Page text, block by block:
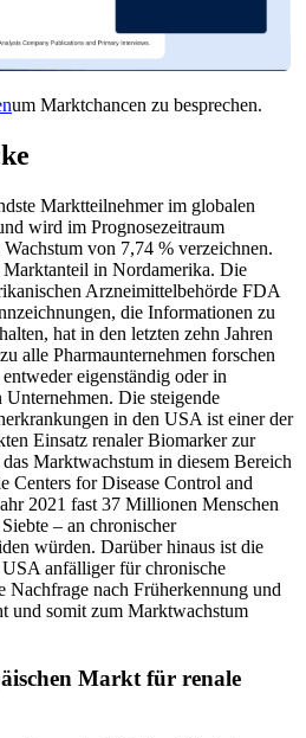
um Marktchancen zu besprechen.
Marktteilnehmer im globalen
wird im Prognosezeitraum
von 7,74 % verzeichnen.
in Nordamerika. Die
Arzneimittelbehörde FDA
die Informationen zu
hat in den letzten zehn Jahren
alle Pharmaunternehmen forschen
eigenständig oder in
Unternehmen. Die steigende
in den USA ist einer der
Einsatz renaler Biomarker zur
Marktwachstum in diesem Bereich
Centers for Disease Control and
2021 fast 37 Millionen Menschen
– an chronischer
würden. Darüber hinaus ist die
anfälliger für chronische
Nachfrage nach Früherkennung und
und somit zum Marktwachstum
Markt für renale